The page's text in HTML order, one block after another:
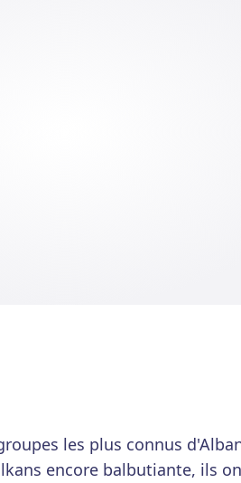
les plus connus
encore balbutiante, ils